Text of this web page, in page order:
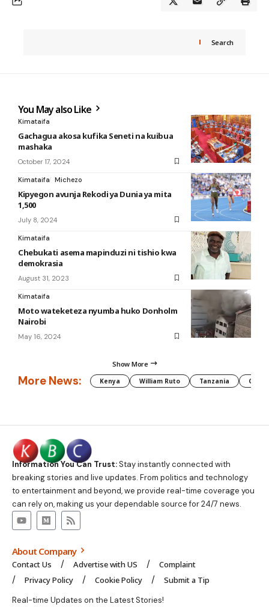
Search
You May also Like
Kimataifa
Gachagua akosa kufika Seneti na kuibua
mashaka
October 17, 2024
Kimataifa Michezo
Kipyegon avunja Rekodi ya Dunia ya mita
1,500
July 8, 2024
Kimataifa
Chebukati asema mapinduzi ni tishio kwa
demokrasia
August 31, 2023
Kimataifa
Moto wateketeza nyumba huko Donholm
Nairobi
May 16, 2024
Show More
More News: Kenya William Ruto Tanzania CAF
Information You Can Trust:Stay instantly connected with
breaking stories and live updates. From politics and technology
to entertainment and beyond, we provide real-time coverage you
can rely on, making us your dependable source for 24/7 news.
About Company
Contact Us Advertise with US
Complaint
Privacy Policy
Cookie Policy Submit a Tip
Real-time Updates on the Latest Stories!